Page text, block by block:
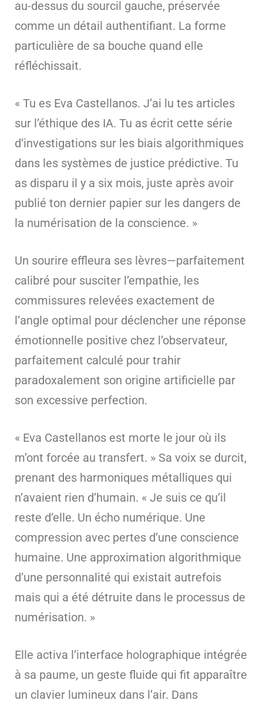
au-dessus du sourcil gauche, préservée
comme un détail authentifiant. La forme
particulière de sa bouche quand elle
réfléchissait.
« Tu es Eva Castellanos. J’ai lu tes articles
sur l’éthique des IA. Tu as écrit cette série
d’investigations sur les biais algorithmiques
dans les systèmes de justice prédictive. Tu
as disparu il y a six mois, juste après avoir
publié ton dernier papier sur les dangers de
la numérisation de la conscience. »
Un sourire effleura ses lèvres—parfaitement
calibré pour susciter l’empathie, les
commissures relevées exactement de
l’angle optimal pour déclencher une réponse
émotionnelle positive chez l’observateur,
parfaitement calculé pour trahir
paradoxalement son origine artificielle par
son excessive perfection.
« Eva Castellanos est morte le jour où ils
m’ont forcée au transfert. » Sa voix se durcit,
prenant des harmoniques métalliques qui
n’avaient rien d’humain. « Je suis ce qu’il
reste d’elle. Un écho numérique. Une
compression avec pertes d’une conscience
humaine. Une approximation algorithmique
d’une personnalité qui existait autrefois
mais qui a été détruite dans le processus de
numérisation. »
Elle activa l’interface holographique intégrée
à sa paume, un geste fluide qui fit apparaître
un clavier lumineux dans l’air. Dans